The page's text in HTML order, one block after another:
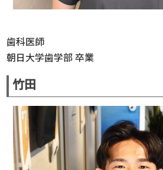
歯科医師
朝日大学歯学部 卒業
竹田